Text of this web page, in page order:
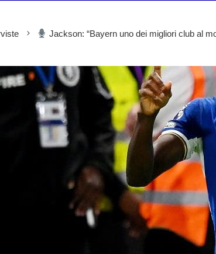
Jackson: “Bayern uno dei migliori club al